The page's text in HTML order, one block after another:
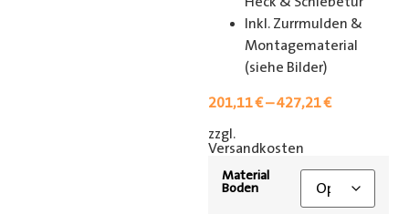
Inkl. Zurrmulden &
Montagematerial
(siehe Bilder)
201,11€–427,21€
zzgl.
Versandkosten
Material
Boden